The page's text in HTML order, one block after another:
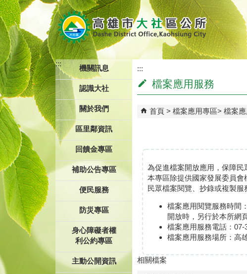
跳到主要內容區塊
:::
機關訊息
認識大社
關於我們
區里鄰資訊
回饋金專區
補助公告專區
便民服務
防災專區
身心障礙者權
利公約專區
主動公開資訊
:::
檔案應用服務
首頁 檔案應用專區 檔案
為促進檔案開放應用，保障民
本專區除提供國家發展委員
民眾檔案閱覽、抄錄或複製服
檔案應用閱覽服務時間
開放時，另行於本所網
檔案應用服務電話：07-
檔案應用服務場所：高
相關檔案